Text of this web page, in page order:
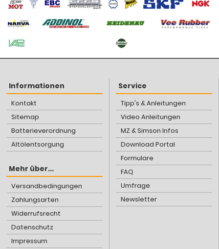
Informationen
Kontakt
Sitemap
Batterieverordnung
Altölentsorgung
Mehr über...
Versandbedingungen
Zahlungsarten
Widerrufsrecht
Datenschutz
Impressum
Service
Tipp's & Anleitungen
Video Anleitungen
MZ & Simson Infos
Download Portal
Formulare
FAQ
Umfrage
Newsletter